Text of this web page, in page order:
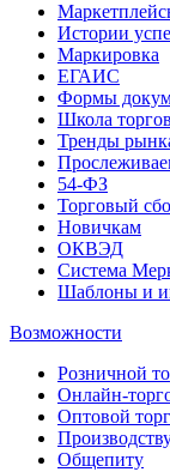
Истории
Маркировка
ЕГАИС
Формы
Школа
Тренды
54-ФЗ
Торговый
Новичкам
ОКВЭД
Система
Шаблоны и
Возможности
Розничной
Онлайн-
Оптовой
Общепиту